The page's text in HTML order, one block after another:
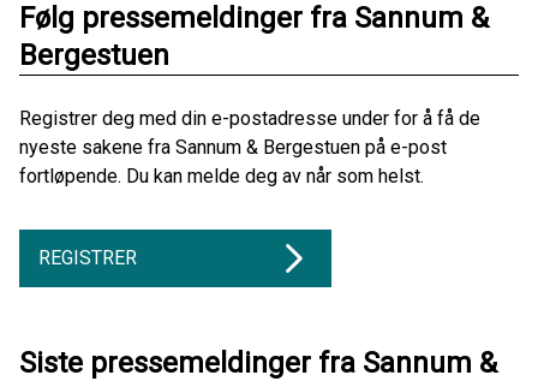
Følg pressemeldinger fra Sannum &
Bergestuen
Registrer deg med din e-postadresse under for å få de
nyeste sakene fra Sannum & Bergestuen på e-post
fortløpende. Du kan melde deg av når som helst.
REGISTRER
Siste pressemeldinger fra Sannum &